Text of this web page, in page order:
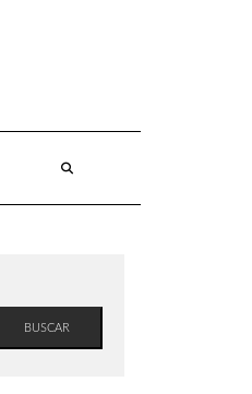
BUSCAR